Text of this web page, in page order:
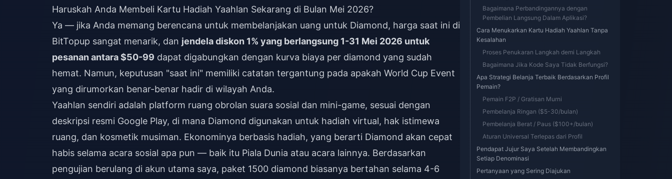
Haruskah Anda Membeli Kartu Hadiah Yaahlan Sekarang di Bulan Mei 2026?
Ya — jika Anda memang berencana untuk membelanjakan uang untuk Diamond, harga saat ini di
BitTopup sangat menarik, dan jendela diskon 1% yang berlangsung 1-31 Mei 2026 untuk
pesanan antara $50-99 dapat digabungkan dengan kurva biaya per diamond yang sudah
hemat. Namun, keputusan "saat ini" memiliki catatan tergantung pada apakah World Cup Event
yang dirumorkan benar-benar hadir di wilayah Anda.
Yaahlan sendiri adalah platform ruang obrolan suara sosial dan mini-game, sesuai dengan
deskripsi resmi Google Play, di mana Diamond digunakan untuk hadiah virtual, hak istimewa
ruang, dan kosmetik musiman. Ekonominya berbasis hadiah, yang berarti Diamond akan cepat
habis selama acara sosial apa pun — baik itu Piala Dunia atau acara lainnya. Berdasarkan
pengujian berulang di akun utama saya, paket 1500 diamond biasanya bertahan selama 4-6
Bagaimana Perbandingannya dengan
Pembelian Langsung Dalam Aplikasi?
Cara Menukarkan Kartu Hadiah Yaahlan Tanpa
Kesalahan
Proses Penukaran Langkah demi Langkah
Bagaimana Jika Kode Saya Tidak Berfungsi?
Apa Strategi Belanja Terbaik Berdasarkan Profil
Pemain?
Pemain F2P / Gratisan Murni
Pembelanja Ringan ($5-30/bulan)
Pembelanja Berat / Paus ($100+/bulan)
Aturan Universal Terlepas dari Profil
Pendapat Jujur Saya Setelah Membandingkan
Setiap Denominasi
Pertanyaan yang Sering Diajukan